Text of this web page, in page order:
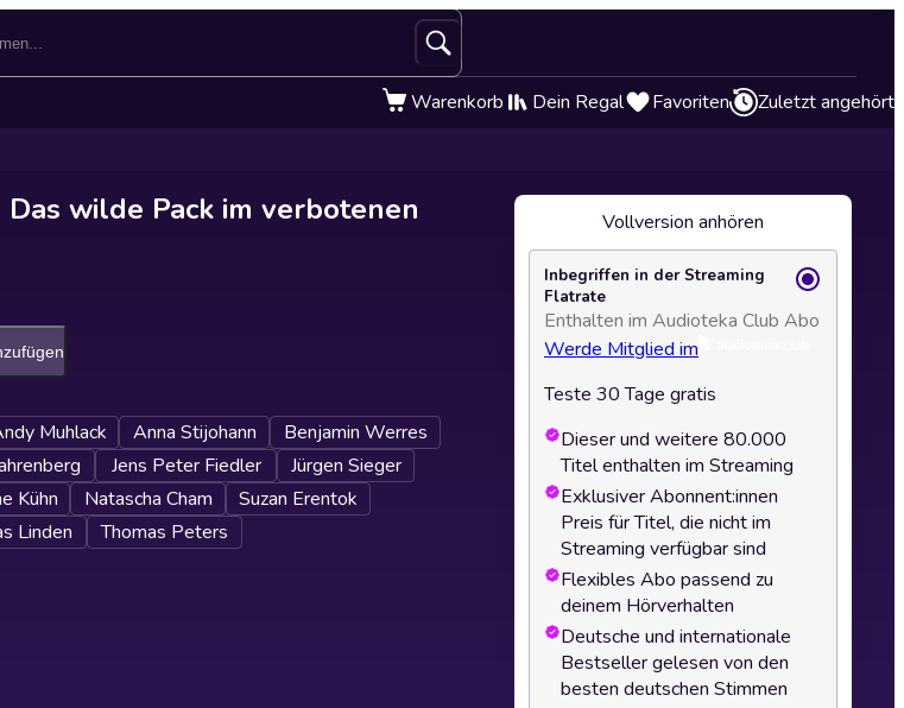
Warenkorb Dein Regal Favoriten Zuletzt angehört
wilde Pack im verbotenen
Muhlack Anna Stijohann
Benjamin Werres
Jens Peter Fiedler
Jürgen Sieger
Kühn Natascha Cham
Suzan Erentok
Linden
Thomas Peters
Vollversion anhören
Inbegriffen in der Streaming
Flatrate
Enthalten im Audioteka Club Abo
Werde Mitglied im
Teste 30 Tage gratis
Dieser und weitere 80.000
Titel enthalten im Streaming
Exklusiver Abonnent:innen
Preis für Titel, die nicht im
Streaming verfügbar sind
Flexibles Abo passend zu
deinem Hörverhalten
Deutsche und internationale
Bestseller gelesen von den
besten deutschen Stimmen